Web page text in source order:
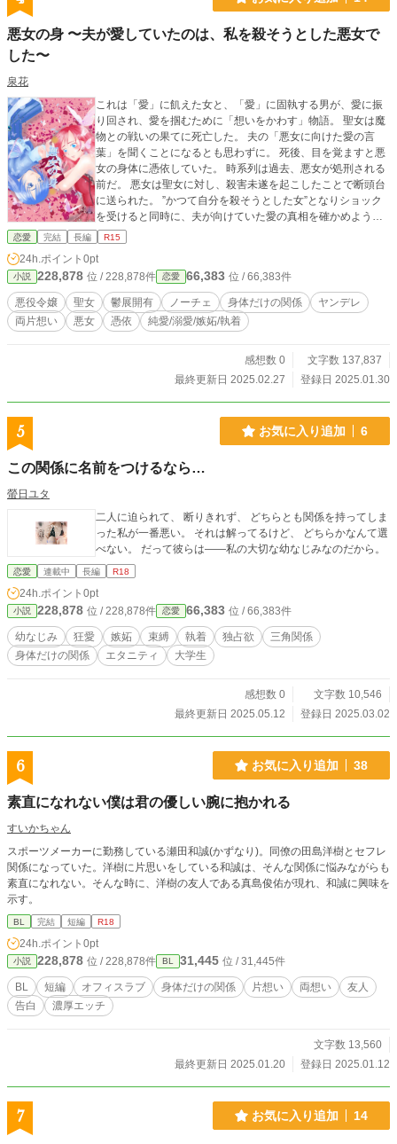
悪女の身 〜夫が愛していたのは、私を殺そうとした悪女で
した〜
泉花
これは「愛」に飢えた女と、「愛」に固執する男が、愛に振
り回され、愛を掴むために「想いをかわす」物語。 聖女は魔
物との戦いの果てに死亡した。 夫の「悪女に向けた愛の言
葉」を聞くことになるとも思わずに。 死後、目を覚ますと悪
女の身体に憑依していた。 時系列は過去、悪女が処刑される
前だ。 悪女は聖女に対し、殺害未遂を起こしたことで断頭台
に送られた。 ”かつて自分を殺そうとした女”となりショック
を受けると同時に、夫が向けていた愛の真相を確かめようと
する。 夫が本当に愛していたのは「悪女：ウェリナ・リガー
は狂っていく。 やがて悪女の秘密を知り、夫の愛を望みなが
らも選択を迫られることになるが――？ 【破滅的恋愛ダーク
ファンタジー】 その愛は純愛か、歪んでいるのか――。 ※恋
愛小説大賞に応募してます。投票で応援していただけたら大
変励みになります。よろしくお願いいたします！！
恋愛 完結 長編 R15
24h.ポイント 0pt
小説 228,878 位 / 228,878件 恋愛 66,383 位 / 66,383件
悪役令嬢 聖女 鬱展開有 ノーチェ 身体だけの関係
ヤンデレ
両片想い
悪女 憑依 純愛/溺愛/嫉妬/執着
感想数 0
文字数 137,837
最終更新日 2025.02.27
登録日 2025.01.30
5 お気に入り追加 6
この関係に名前をつけるなら…
螢日ユタ
二人に迫られて、 断りきれず、 どちらとも関係を持ってしま
った私が一番悪い。 それは解ってるけど、 どちらかなんて選
べない。 だって彼らは――私の大切な幼なじみなのだから。
恋愛 連載中 長編 R18
24h.ポイント 0pt
小説 228,878 位 / 228,878件 恋愛 66,383 位 / 66,383件
幼なじみ 狂愛 嫉妬 束縛 執着 独占欲
三角関係
身体だけの関係
エタニティ 大学生
感想数 0
文字数 10,546
最終更新日 2025.05.12
登録日 2025.03.02
6 お気に入り追加 38
素直になれない僕は君の優しい腕に抱かれる
すいかちゃん
スポーツメーカーに勤務している瀬田和誠(かずなり)。同僚の田島洋樹とセフレ
関係になっていた。洋樹に片思いをしている和誠は、そんな関係に悩みながらも
素直になれない。そんな時に、洋樹の友人である真島俊佑が現れ、和誠に興味を
示す。
BL 完結 短編 R18
24h.ポイント 0pt
小説 228,878 位 / 228,878件 BL 31,445 位 / 31,445件
BL 短編 オフィスラブ 身体だけの関係 片想い 両想い
友人
告白
濃厚エッチ
文字数 13,560
最終更新日 2025.01.20
登録日 2025.01.12
7 お気に入り追加 14